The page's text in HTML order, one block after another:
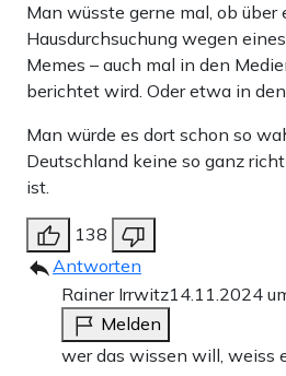
Man wüsste gerne mal, ob über
Hausdurchsuchung wegen
Memes – auch mal in den
berichtet wird. Oder etwa in
Man würde es dort schon so
Deutschland keine so ganz
ist.
138
Antworten
Rainer Irrwitz14.11.2024
Melden
wer das wissen will, weiss